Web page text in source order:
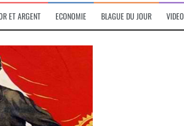
de conquête géopolitique massive
ET ARGENT ECONOMIE BLAGUE DU JOUR VIDEO